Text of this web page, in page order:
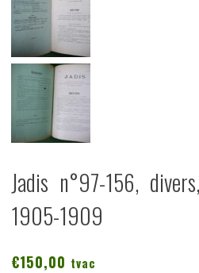
Jadis n°97-156,
1905-1909
€150,00 tvac